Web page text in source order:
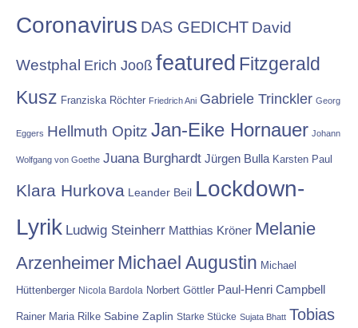
Coronavirus DAS GEDICHT David
Westphal Erich Jooß featured Fitzgerald
Kusz Franziska Röchter Friedrich Ani Gabriele Trinckler Georg
Eggers Hellmuth Opitz Jan-Eike Hornauer Johann
Wolfgang von Goethe Juana Burghardt Jürgen Bulla Karsten Paul
Klara Hurkova Leander Beil Lockdown-
Lyrik Ludwig Steinherr Matthias Kröner Melanie
Arzenheimer Michael Augustin Michael
Hüttenberger Nicola Bardola Norbert Göttler Paul-Henri Campbell
Rainer Maria Rilke Sabine Zaplin Starke Stücke Sujata Bhatt Tobias